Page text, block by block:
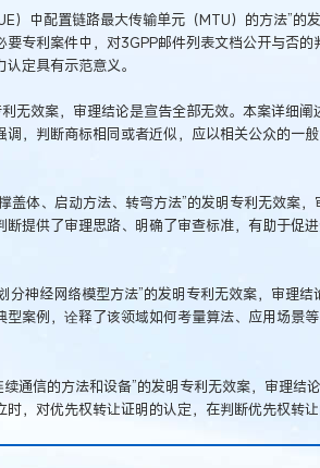
）中配置链路最大传输单元（MTU）的方法”的
专利案件中，对3GPP邮件列表文档公开与否
定具有示范意义。
无效案，审理结论是宣告全部无效。本案详细
调，判断商标相同或者近似，应以相关公众的一
盖体、启动方法、转弯方法”的发明专利无效案
断提供了审理思路、明确了审查标准，有助于促
分神经网络模型方法”的发明专利无效案，审理
型案例，诠释了该领域如何考量算法、应用场景
通信的方法和设备”的发明专利无效案，审理结
，对优先权转让证明的认定，在判断优先权转让